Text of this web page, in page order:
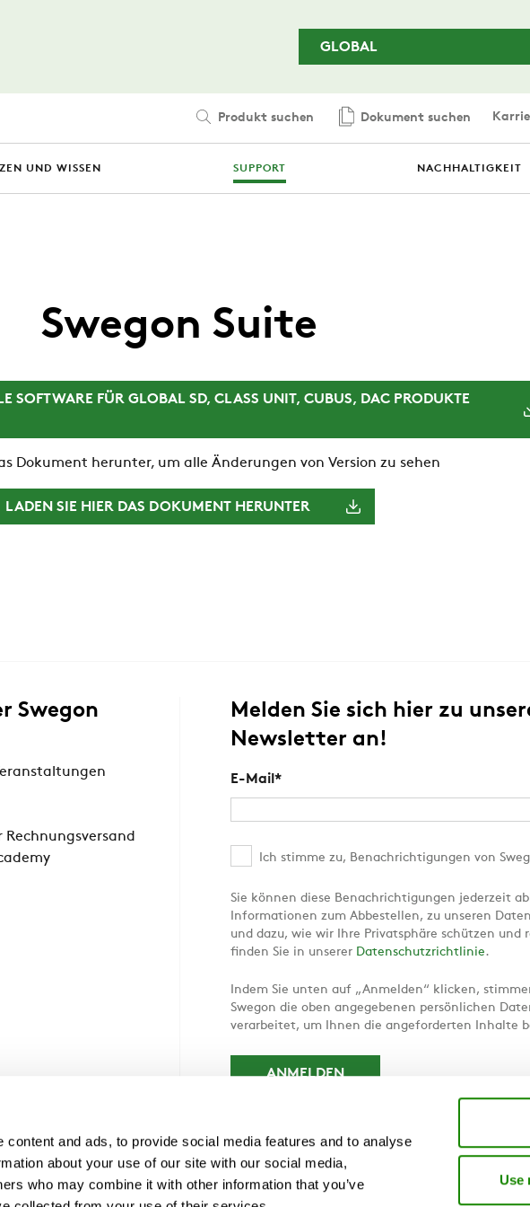
content and ads, to provide social media features and to analyse
about your use of our site with our social media,
who may combine it with other information that you’ve
Use
GLOBAL
Produkt suchen Dokument suchen
UND WISSEN SUPPORT NACHHALTIGKEIT
Swegon Suite
SOFTWARE FÜR GLOBAL SD, CLASS UNIT, CUBUS, DAC PRODUKTE
Dokument herunter, um alle Änderungen von Version zu sehen
LADEN SIE HIER DAS DOKUMENT HERUNTER
Swegon
Rechnungsversand
Melden Sie sich hier zu
Newsletter an!
E-Mail *
Ich stimme zu, Benachrichtigungen von
Sie können diese Benachrichtigungen jederzeit
Informationen zum Abbestellen, zu unseren
und dazu, wie wir Ihre Privatsphäre schützen und
finden Sie in unserer Datenschutzrichtlinie.
Indem Sie unten auf „Anmelden“ klicken,
Swegon die oben angegebenen persönlichen
verarbeitet, um Ihnen die angeforderten Inhalte